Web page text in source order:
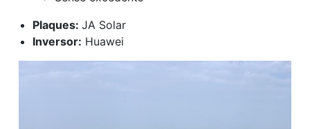
Plaques: JA Solar
Inversor: Huawei